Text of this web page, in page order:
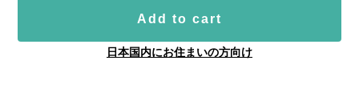
Add to cart
日本国内にお住まいの方向け